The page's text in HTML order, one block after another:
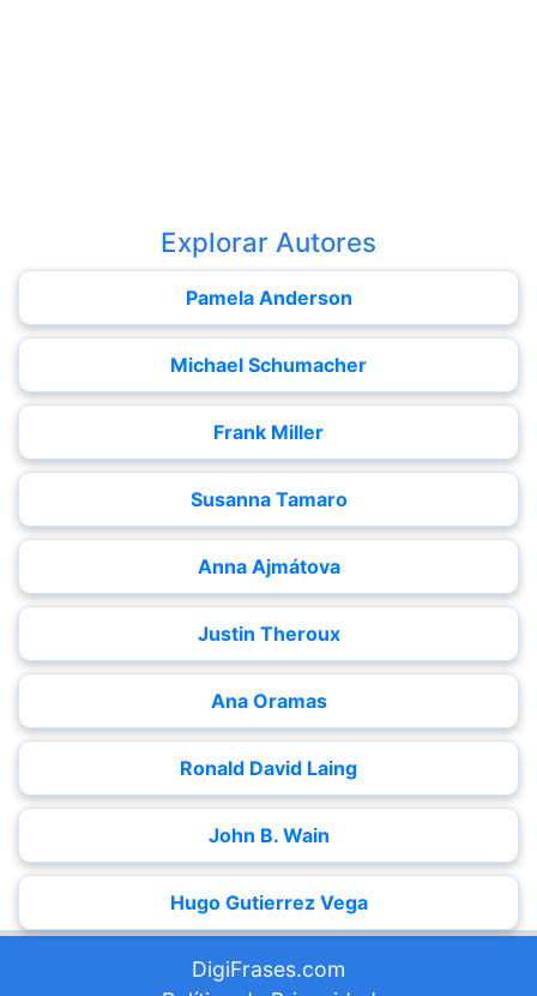
Explorar Autores
Pamela Anderson
Michael Schumacher
Frank Miller
Susanna Tamaro
Anna Ajmátova
Justin Theroux
Ana Oramas
Ronald David Laing
John B. Wain
Hugo Gutierrez Vega
DigiFrases.com